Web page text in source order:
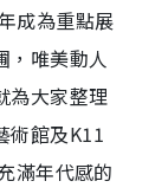
成為重點展
，唯美動人
為大家整理
術館及K11
滿年代感的